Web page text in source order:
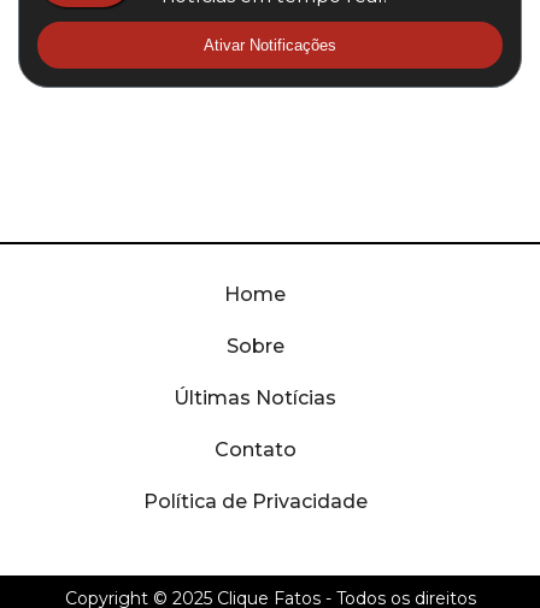
Ativar Notificações
Home
Sobre
Últimas Notícias
Contato
Política de Privacidade
Copyright © 2025 Clique Fatos- Todos os direitos